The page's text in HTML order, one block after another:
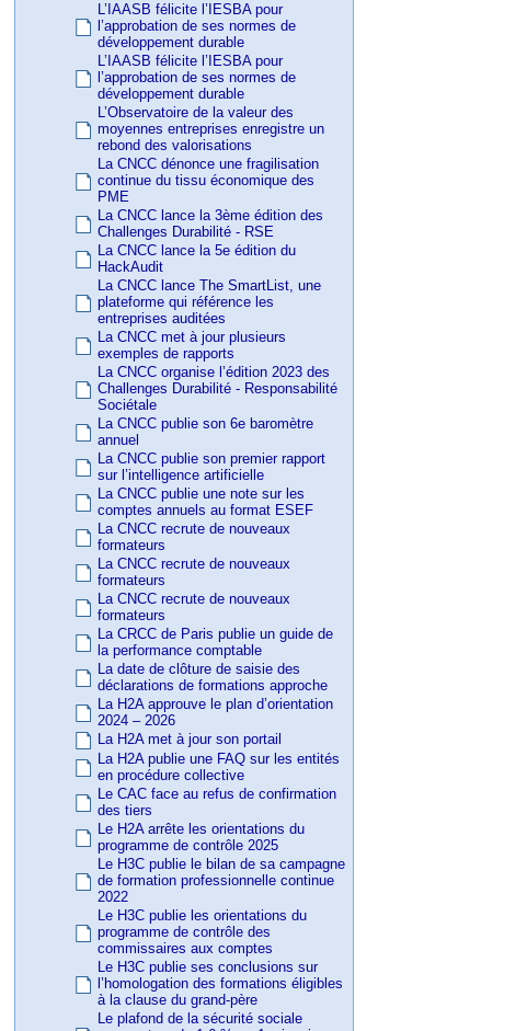
L’IAASB félicite l’IESBA pour
l’approbation de ses normes de
développement durable
L’IAASB félicite l’IESBA pour
l’approbation de ses normes de
développement durable
L’Observatoire de la valeur des
moyennes entreprises enregistre un
rebond des valorisations
La CNCC dénonce une fragilisation
continue du tissu économique des
PME
La CNCC lance la 3ème édition des
Challenges Durabilité - RSE
La CNCC lance la 5e édition du
HackAudit
La CNCC lance The SmartList, une
plateforme qui référence les
entreprises auditées
La CNCC met à jour plusieurs
exemples de rapports
La CNCC organise l’édition 2023 des
Challenges Durabilité - Responsabilité
Sociétale
La CNCC publie son 6e baromètre
annuel
La CNCC publie son premier rapport
sur l’intelligence artificielle
La CNCC publie une note sur les
comptes annuels au format ESEF
La CNCC recrute de nouveaux
formateurs
La CNCC recrute de nouveaux
formateurs
La CNCC recrute de nouveaux
formateurs
La CRCC de Paris publie un guide de
la performance comptable
La date de clôture de saisie des
déclarations de formations approche
La H2A approuve le plan d’orientation
2024 – 2026
La H2A met à jour son portail
La H2A publie une FAQ sur les entités
en procédure collective
Le CAC face au refus de confirmation
des tiers
Le H2A arrête les orientations du
programme de contrôle 2025
Le H3C publie le bilan de sa campagne
de formation professionnelle continue
2022
Le H3C publie les orientations du
programme de contrôle des
commissaires aux comptes
Le H3C publie ses conclusions sur
l’homologation des formations éligibles
à la clause du grand-père
Le plafond de la sécurité sociale